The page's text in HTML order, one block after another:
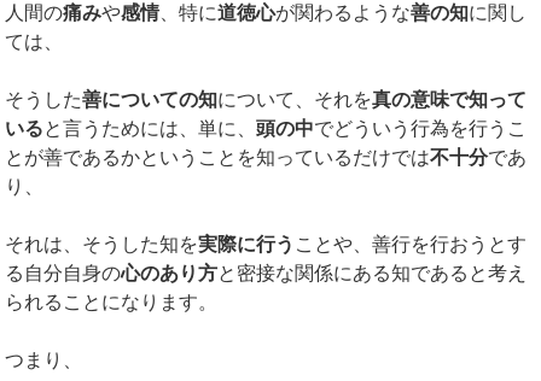
人間の痛みや感情、特に道徳心が関わるような善の知に関し
ては、
そうした善についての知について、それを真の意味で知って
いると言うためには、単に、頭の中でどういう行為を行うこ
とが善であるかということを知っているだけでは不十分であ
り、
それは、そうした知を実際に行う ことや、善行を行おうとす
る自分自身の心のあり方と密接な関係にある知であると考え
られることになります。
つまり、